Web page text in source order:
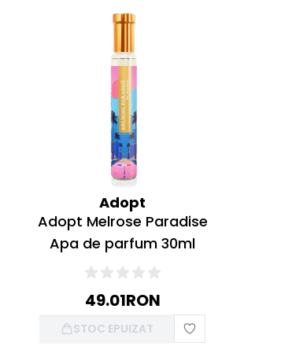
Adopt
Adopt Melrose Paradise
Apa de parfum 30ml
49.01RON
STOC EPUIZAT